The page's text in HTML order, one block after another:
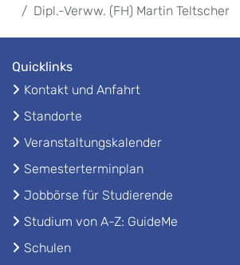
Dipl.-Verww. (FH) Martin Teltscher
Quicklinks
Kontakt und Anfahrt
Standorte
Veranstaltungskalender
Semesterterminplan
Jobbörse für Studierende
Studium von A-Z: GuideMe
Schulen